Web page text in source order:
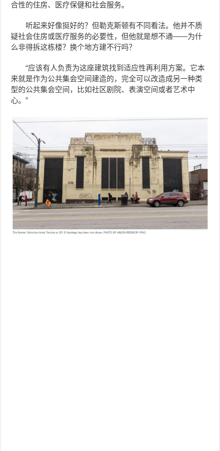
合性的住房、医疗保健和社会服务。
听起来好像挺好的？但勒克斯顿有不同看法。他并不质
疑社会住房或医疗服务的必要性，但他就是想不通——为什
么非得拆这栋楼？换个地方建不行吗？
“应该有人负责为这座建筑找到适应性再利用方案。它本
来就是作为公共集会空间建造的，完全可以改造成另一种类
型的公共集会空间，比如社区剧院、表演空间或者艺术中
心。”